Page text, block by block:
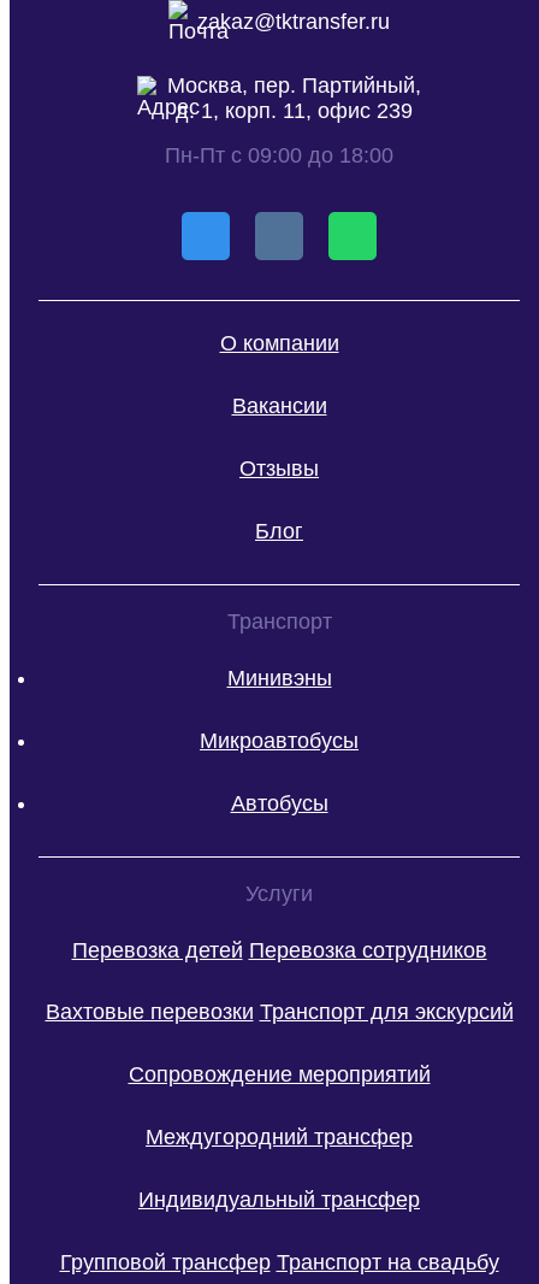
zakaz@tktransfer.ru
Москва, пер. Партийный,
д. 1, корп. 11, офис 239
Пн-Пт с 09:00 до 18:00
О компании
Вакансии
Отзывы
Блог
Транспорт
Минивэны
Микроавтобусы
Автобусы
Услуги
Перевозка детей Перевозка сотрудников
Вахтовые перевозки Транспорт для экскурсий
Сопровождение мероприятий
Междугородний трансфер
Индивидуальный трансфер
Групповой трансфер Транспорт на свадьбу